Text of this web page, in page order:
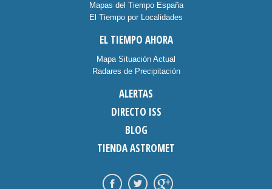
Mapas del Tiempo España
El Tiempo por Localidades
EL TIEMPO AHORA
Mapa Situación Actual
Radares de Precipitación
ALERTAS
DIRECTO ISS
BLOG
TIENDA ASTROMET